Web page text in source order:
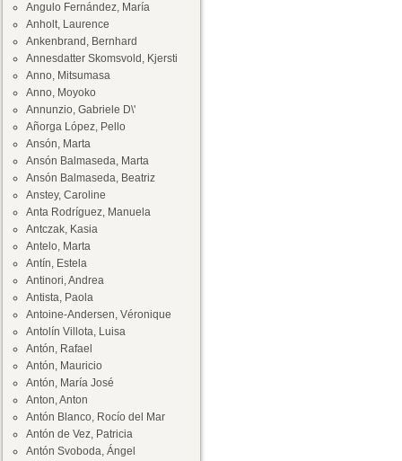
Angulo Fernández, María
Anholt, Laurence
Ankenbrand, Bernhard
Annesdatter Skomsvold, Kjersti
Anno, Mitsumasa
Anno, Moyoko
Annunzio, Gabriele D\'
Añorga López, Pello
Ansón, Marta
Ansón Balmaseda, Marta
Ansón Balmaseda, Beatriz
Anstey, Caroline
Anta Rodríguez, Manuela
Antczak, Kasia
Antelo, Marta
Antín, Estela
Antinori, Andrea
Antista, Paola
Antoine-Andersen, Véronique
Antolín Villota, Luisa
Antón, Rafael
Antón, Mauricio
Antón, María José
Anton, Anton
Antón Blanco, Rocío del Mar
Antón de Vez, Patricia
Antón Svoboda, Ángel